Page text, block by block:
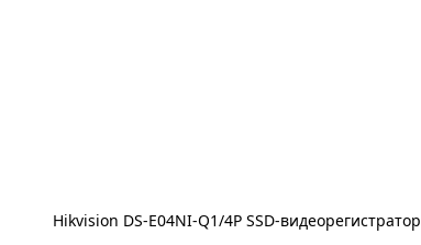
Hikvision DS-E04NI-Q1/4P SSD-видеорегистратор